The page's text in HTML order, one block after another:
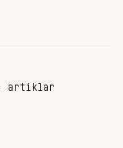
artiklar